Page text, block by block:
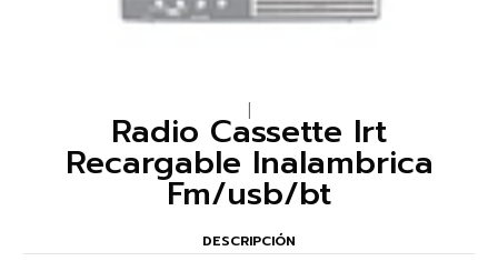
Radio Cassette Irt
Recargable Inalambrica
Fm/usb/bt
DESCRIPCIÓN